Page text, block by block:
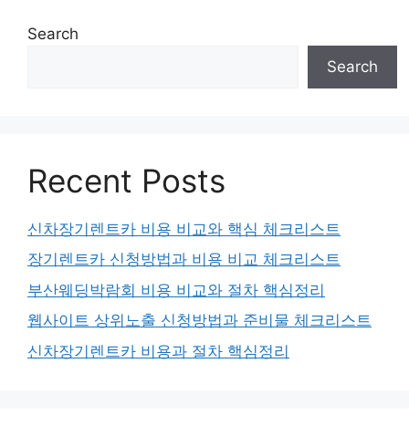
Search
Search
Recent Posts
신차장기렌트카 비용 비교와 핵심 체크리스트
장기렌트카 신청방법과 비용 비교 체크리스트
부산웨딩박람회 비용 비교와 절차 핵심정리
웹사이트 상위노출 신청방법과 준비물 체크리스트
신차장기렌트카 비용과 절차 핵심정리